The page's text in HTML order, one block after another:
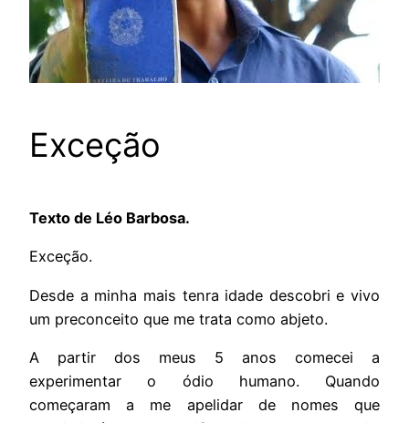
Exceção
Texto de Léo Barbosa.
Exceção.
Desde a minha mais tenra idade descobri e vivo
um preconceito que me trata como abjeto.
A partir dos meus 5 anos comecei a
experimentar o ódio humano. Quando
começaram a me apelidar de nomes que